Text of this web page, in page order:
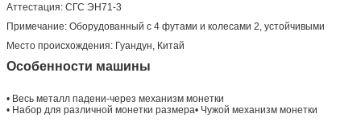
Аттестация: СГС ЭН71-3
Примечание: Оборудованный с 4 футами и колесами 2, устойчивыми
Место происхождения: Гуандун, Китай
Особенности машины
• Весь металл падени-через механизм монетки
• Набор для различной монетки размера• Чужой механизм монетки